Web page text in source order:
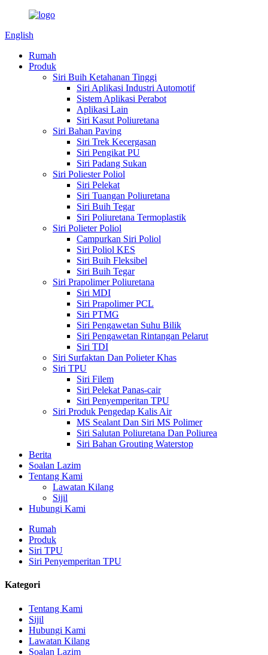
English
Rumah
Produk
Siri Buih Ketahanan Tinggi
Siri Aplikasi Industri Automotif
Sistem Aplikasi Perabot
Aplikasi Lain
Siri Kasut Poliuretana
Siri Bahan Paving
Siri Trek Kecergasan
Siri Pengikat PU
Siri Padang Sukan
Siri Poliester Poliol
Siri Pelekat
Siri Tuangan Poliuretana
Siri Buih Tegar
Siri Poliuretana Termoplastik
Siri Polieter Poliol
Campurkan Siri Poliol
Siri Poliol KES
Siri Buih Fleksibel
Siri Buih Tegar
Siri Prapolimer Poliuretana
Siri MDI
Siri Prapolimer PCL
Siri PTMG
Siri Pengawetan Suhu Bilik
Siri Pengawetan Rintangan Pelarut
Siri TDI
Siri Surfaktan Dan Polieter Khas
Siri TPU
Siri Filem
Siri Pelekat Panas-cair
Siri Penyemperitan TPU
Siri Produk Pengedap Kalis Air
MS Sealant Dan Siri MS Polimer
Siri Salutan Poliuretana Dan Poliurea
Siri Bahan Grouting Waterstop
Berita
Soalan Lazim
Tentang Kami
Lawatan Kilang
Sijil
Hubungi Kami
Rumah
Produk
Siri TPU
Siri Penyemperitan TPU
Kategori
Tentang Kami
Sijil
Hubungi Kami
Lawatan Kilang
Soalan Lazim